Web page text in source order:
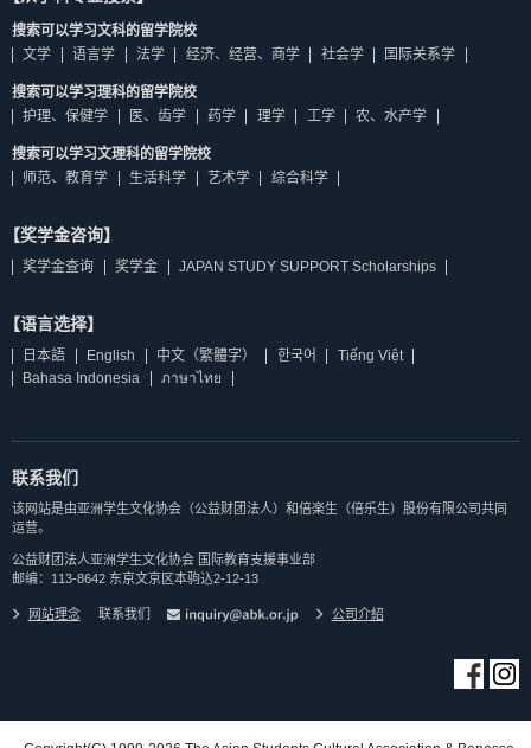
搜索可以学习文科的留学院校
文学
语言学 法学 经济、经营、商学 社会学 国际关系学
搜索可以学习理科的留学院校
护理、保健学
医、齿学 药学 理学 工学 农、水产学
搜索可以学习文理科的留学院校
师范、教育学
生活科学 艺术学 综合科学
【奖学金咨询】
奖学金查询 奖学金 JAPAN STUDY SUPPORT Scholarships
【语言选择】
日本語 English 中文（繁體字） 한국어
Tiếng Việt
Bahasa Indonesia
ภาษาไทย
联系我们
该网站是由亚洲学生文化协会（公益财团法人）和倍楽生（倍乐生）股份有限公司共同
运营。
公益财团法人亚洲学生文化协会 国际教育支援事业部
邮编：113-8642 东京文京区本驹込2-12-13
网站理念 联系我们 公司介紹